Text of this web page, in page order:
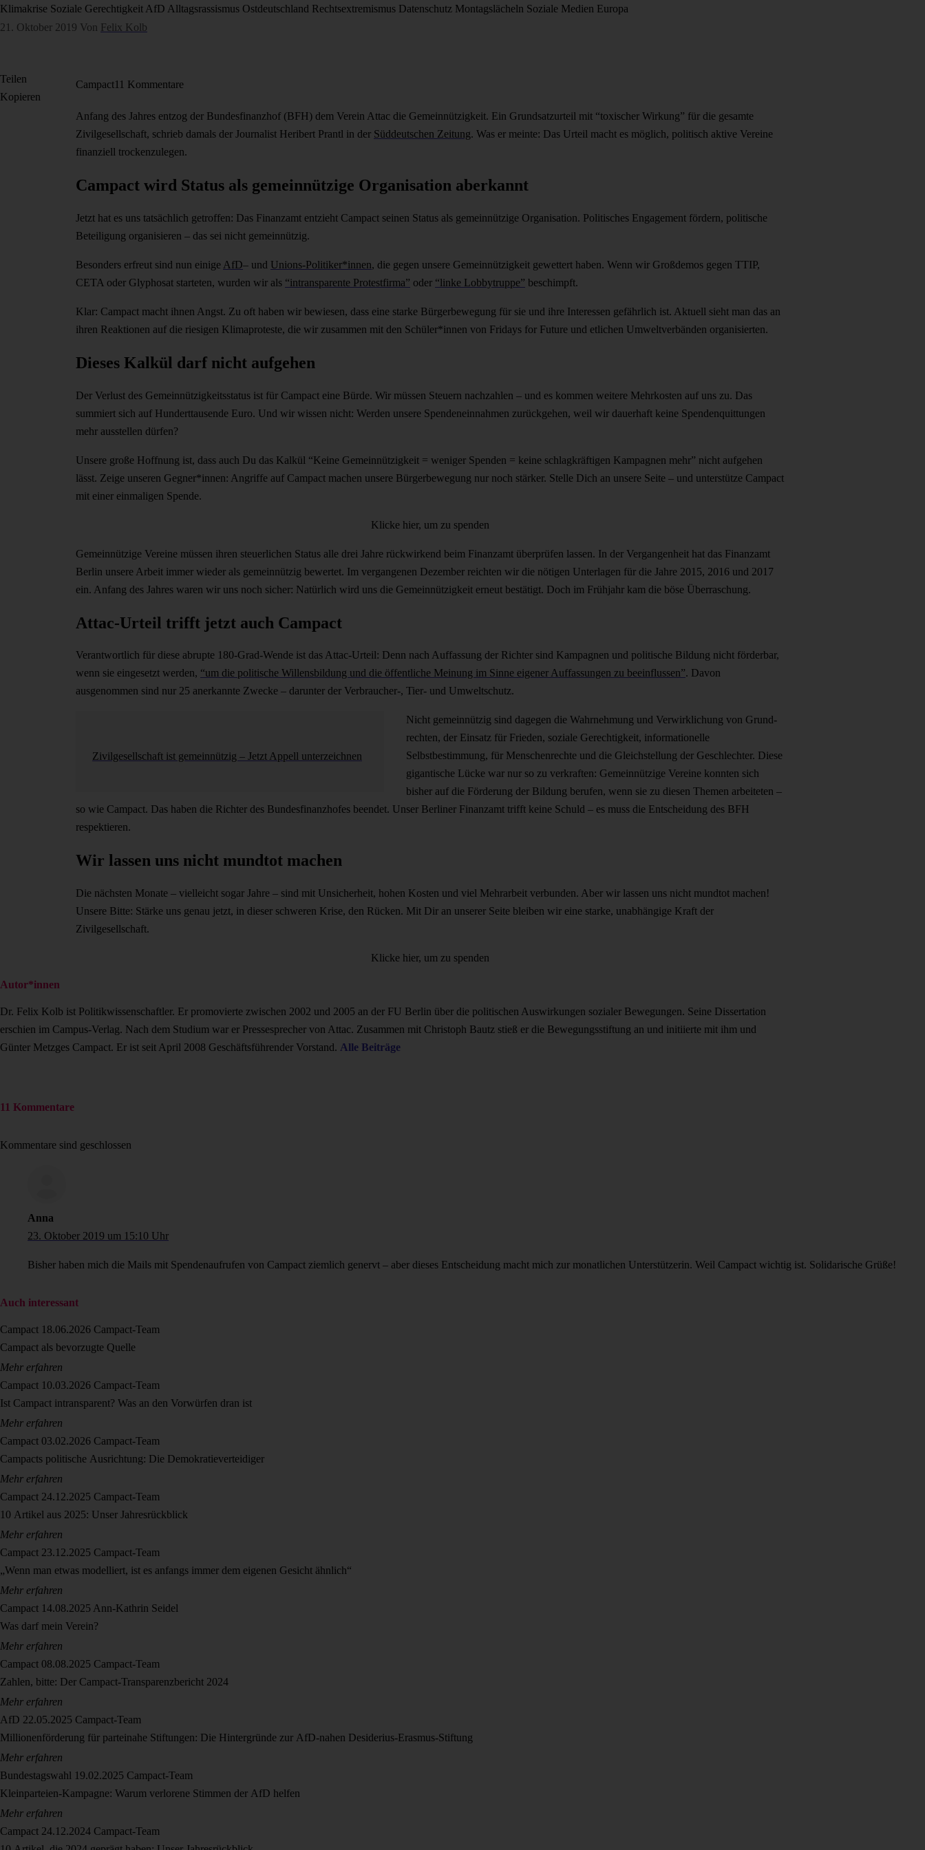
Klimakrise Soziale Gerechtigkeit AfD Alltagsrassismus Ostdeutschland Rechtsextremismus Datenschutz Montagslächeln Soziale Medien Europa
21. Oktober 2019 Von Felix Kolb
Campact11 Kommentare
Anfang des Jahres entzog der Bundesfinanzhof (BFH) dem Verein Attac die Gemeinnützigkeit. Ein Grundsatzurteil mit “toxischer Wirkung” für die gesamte
Zivilgesellschaft, schrieb damals der Journalist Heribert Prantl in der Süddeutschen Zeitung. Was er meinte: Das Urteil macht es möglich, politisch aktive Vereine
finanziell trockenzulegen.
Campact wird Status als gemeinnützige Organisation aberkannt
Jetzt hat es uns tatsächlich getroffen: Das Finanzamt entzieht Campact seinen Status als gemeinnützige Organisation. Politisches Engagement fördern, politische
Beteiligung organisieren – das sei nicht gemeinnützig.
Besonders erfreut sind nun einige AfD– und Unions-Politiker*innen, die gegen unsere Gemeinnützigkeit gewettert haben. Wenn wir Großdemos gegen TTIP,
CETA oder Glyphosat starteten, wurden wir als “intransparente Protestfirma” oder “linke Lobbytruppe” beschimpft.
Klar: Campact macht ihnen Angst. Zu oft haben wir bewiesen, dass eine starke Bürgerbewegung für sie und ihre Interessen gefährlich ist. Aktuell sieht man das an
ihren Reaktionen auf die riesigen Klimaproteste, die wir zusammen mit den Schüler*innen von Fridays for Future und etlichen Umweltverbänden organisierten.
Dieses Kalkül darf nicht aufgehen
Der Verlust des Gemeinnützigkeitsstatus ist für Campact eine Bürde. Wir müssen Steuern nachzahlen – und es kommen weitere Mehrkosten auf uns zu. Das
summiert sich auf Hunderttausende Euro. Und wir wissen nicht: Werden unsere Spendeneinnahmen zurückgehen, weil wir dauerhaft keine Spendenquittungen
mehr ausstellen dürfen?
Unsere große Hoffnung ist, dass auch Du das Kalkül “Keine Gemeinnützigkeit = weniger Spenden = keine schlagkräftigen Kampagnen mehr” nicht aufgehen
lässt. Zeige unseren Gegner*innen: Angriffe auf Campact machen unsere Bürgerbewegung nur noch stärker. Stelle Dich an unsere Seite – und unterstütze Campact
mit einer einmaligen Spende.
Klicke hier, um zu spenden
Gemeinnützige Vereine müssen ihren steuerlichen Status alle drei Jahre rückwirkend beim Finanzamt überprüfen lassen. In der Vergangenheit hat das Finanzamt
Berlin unsere Arbeit immer wieder als gemeinnützig bewertet. Im vergangenen Dezember reichten wir die nötigen Unterlagen für die Jahre 2015, 2016 und 2017
ein. Anfang des Jahres waren wir uns noch sicher: Natürlich wird uns die Gemeinnützigkeit erneut bestätigt. Doch im Frühjahr kam die böse Überraschung.
Attac-Urteil trifft jetzt auch Campact
Verantwortlich für diese abrupte 180-Grad-Wende ist das Attac-Urteil: Denn nach Auffassung der Richter sind Kampagnen und politische Bildung nicht förderbar,
wenn sie eingesetzt werden, “um die politische Willensbildung und die öffentliche Meinung im Sinne eigener Auffassungen zu beeinflussen”. Davon
ausgenommen sind nur 25 anerkannte Zwecke – darunter der Verbraucher-, Tier- und Umweltschutz.
Zivilgesellschaft ist gemeinnützig – Jetzt Appell unterzeichnen
Nicht gemeinnützig sind dagegen die Wahr­nehmung und Verwirklichung von Grund­
rechten, der Einsatz für Frieden, soziale Gerechtigkeit, informationelle
Selbstbestimmung, für Menschenrechte und die Gleichstellung der Geschlechter. Diese
gigantische Lücke war nur so zu verkraften: Gemeinnützige Vereine konnten sich
bisher auf die Förderung der Bildung berufen, wenn sie zu diesen Themen arbeiteten –
so wie Campact. Das haben die Richter des Bundesfinanzhofes beendet. Unser Berliner Finanzamt trifft keine Schuld – es muss die Entscheidung des BFH
respektieren.
Wir lassen uns nicht mundtot machen
Die nächsten Monate – vielleicht sogar Jahre – sind mit Unsicherheit, hohen Kosten und viel Mehrarbeit verbunden. Aber wir lassen uns nicht mundtot machen!
Unsere Bitte: Stärke uns genau jetzt, in dieser schweren Krise, den Rücken. Mit Dir an unserer Seite bleiben wir eine starke, unabhängige Kraft der
Zivilgesellschaft.
Klicke hier, um zu spenden
Teilen
Kopieren
Autor*innen
Dr. Felix Kolb ist Politikwissenschaftler. Er promovierte zwischen 2002 und 2005 an der FU Berlin über die politischen Auswirkungen sozialer Bewegungen. Seine Dissertation
erschien im Campus-Verlag. Nach dem Studium war er Pressesprecher von Attac. Zusammen mit Christoph Bautz stieß er die Bewegungsstiftung an und initiierte mit ihm und
Günter Metzges Campact. Er ist seit April 2008 Geschäftsführender Vorstand. Alle Beiträge
11 Kommentare
Kommentare sind geschlossen
Anna
23. Oktober 2019 um 15:10 Uhr
Bisher haben mich die Mails mit Spendenaufrufen von Campact ziemlich genervt – aber dieses Entscheidung macht mich zur monatlichen Unterstützerin. Weil Campact wichtig ist. Solidarische Grüße!
Auch interessant
Campact 18.06.2026 Campact-Team
Campact als bevorzugte Quelle
Mehr erfahren
Campact 10.03.2026 Campact-Team
Ist Campact intransparent? Was an den Vorwürfen dran ist
Mehr erfahren
Campact 03.02.2026 Campact-Team
Campacts politische Ausrichtung: Die Demokratieverteidiger
Mehr erfahren
Campact 24.12.2025 Campact-Team
10 Artikel aus 2025: Unser Jahresrückblick
Mehr erfahren
Campact 23.12.2025 Campact-Team
„Wenn man etwas modelliert, ist es anfangs immer dem eigenen Gesicht ähnlich“
Mehr erfahren
Campact 14.08.2025 Ann-Kathrin Seidel
Was darf mein Verein?
Mehr erfahren
Campact 08.08.2025 Campact-Team
Zahlen, bitte: Der Campact-Transparenzbericht 2024
Mehr erfahren
AfD 22.05.2025 Campact-Team
Millionenförderung für parteinahe Stiftungen: Die Hintergründe zur AfD-nahen Desiderius-Erasmus-Stiftung
Mehr erfahren
Bundestagswahl 19.02.2025 Campact-Team
Kleinparteien-Kampagne: Warum verlorene Stimmen der AfD helfen
Mehr erfahren
Campact 24.12.2024 Campact-Team